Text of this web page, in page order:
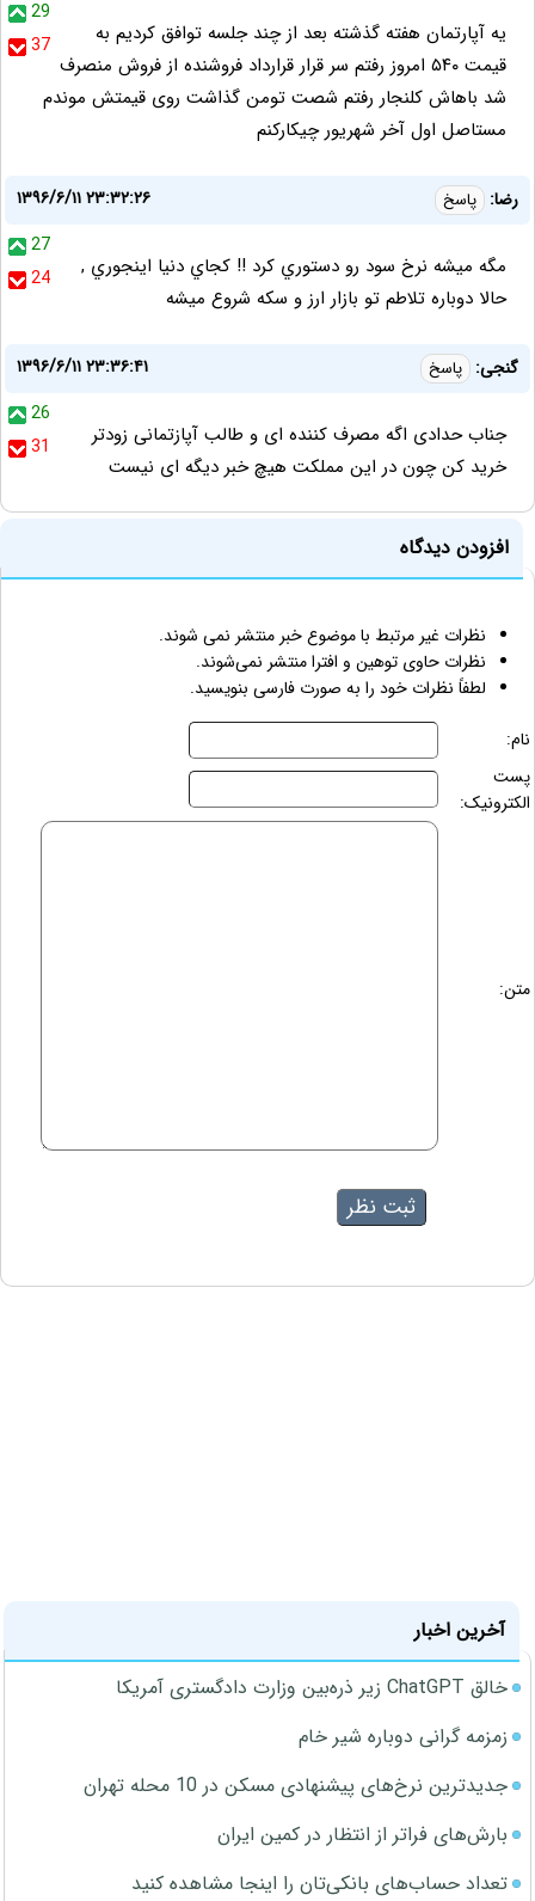
29
37
یه آپارتمان هفته گذشته بعد از چند جلسه توافق کردیم به
قیمت ۵۴۰ امروز رفتم سر قرار قرارداد فروشنده از فروش منصرف
شد باهاش کلنجار رفتم شصت تومن گذاشت روی قیمتش موندم
مستاصل اول آخر شهریور چیکارکنم
رضا: پاسخ
۱۳۹۶/۶/۱۱ ۲۳:۳۲:۲۶
27
24
مگه ميشه نرخ سود رو دستوري كرد !! كجاي دنيا اينجوري ,
حالا دوباره تلاطم تو بازار ارز و سكه شروع ميشه
گنجی: پاسخ
۱۳۹۶/۶/۱۱ ۲۳:۳۶:۴۱
26
31
جناب حدادی اگه مصرف کننده ای و طالب آپازتمانی زودتر
خرید کن چون در این مملکت هیچ خبر دیگه ای نیست
افزودن دیدگاه
نظرات غیر مرتبط با موضوع خبر منتشر نمی شوند.
نظرات حاوی توهین و افترا منتشر نمی‌شوند.
لطفاً نظرات خود را به صورت فارسی بنویسید.
نام:
پست
الکترونیک:
متن:
آخرین اخبار
خالق ChatGPT زیر ذره‌بین وزارت دادگستری آمریکا
زمزمه گرانی دوباره شیر خام
جدیدترین نرخ‌های پیشنهادی مسکن در 10 محله تهران
بارش‌های فراتر از انتظار در کمین ایران
تعداد حساب‌های بانکی‌تان را اینجا مشاهده کنید